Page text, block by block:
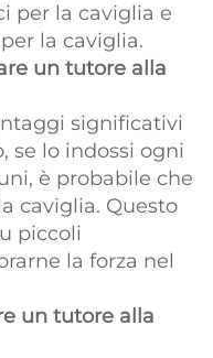
per la caviglia e
la caviglia.
un tutore alla
significativi
se lo indossi ogni
è probabile che
caviglia. Questo
piccoli
la forza nel
un tutore alla